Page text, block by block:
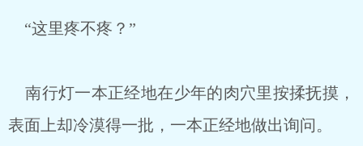
“这里疼不疼？”
南行灯一本正经地在少年的肉穴里按揉抚摸，
表面上却冷漠得一批，一本正经地做出询问。